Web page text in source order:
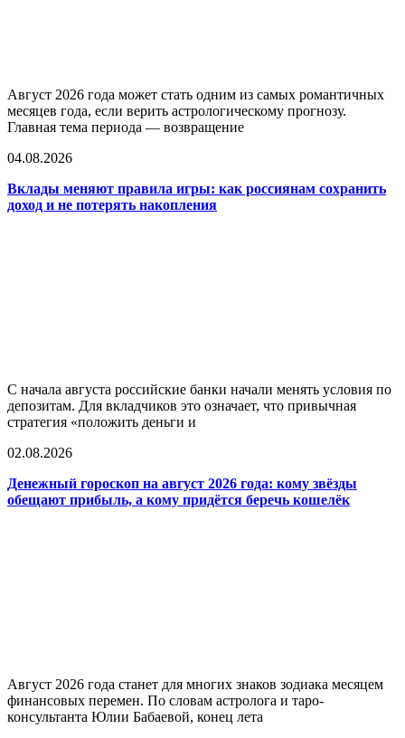
Август 2026 года может стать одним из самых романтичных
месяцев года, если верить астрологическому прогнозу.
Главная тема периода — возвращение
04.08.2026
Вклады меняют правила игры: как россиянам сохранить
доход и не потерять накопления
С начала августа российские банки начали менять условия по
депозитам. Для вкладчиков это означает, что привычная
стратегия «положить деньги и
02.08.2026
Денежный гороскоп на август 2026 года: кому звёзды
обещают прибыль, а кому придётся беречь кошелёк
Август 2026 года станет для многих знаков зодиака месяцем
финансовых перемен. По словам астролога и таро-
консультанта Юлии Бабаевой, конец лета